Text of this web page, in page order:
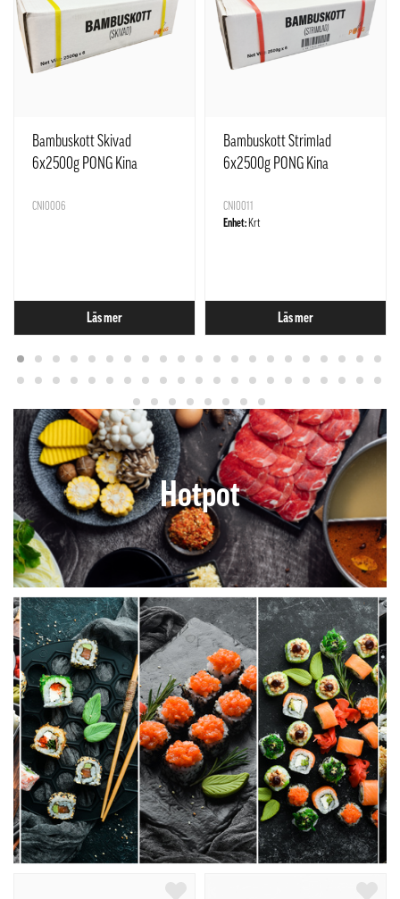
Bambuskott Skivad
6x2500g PONG Kina
CNI0006
Läs mer
Bambuskott Strimlad
6x2500g PONG Kina
CNI0011
Enhet: Krt
Läs mer
Hotpot